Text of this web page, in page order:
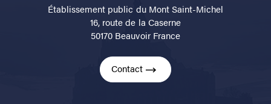
Établissement public du Mont Saint-Michel
16, route de la Caserne
50170 Beauvoir France
Contact